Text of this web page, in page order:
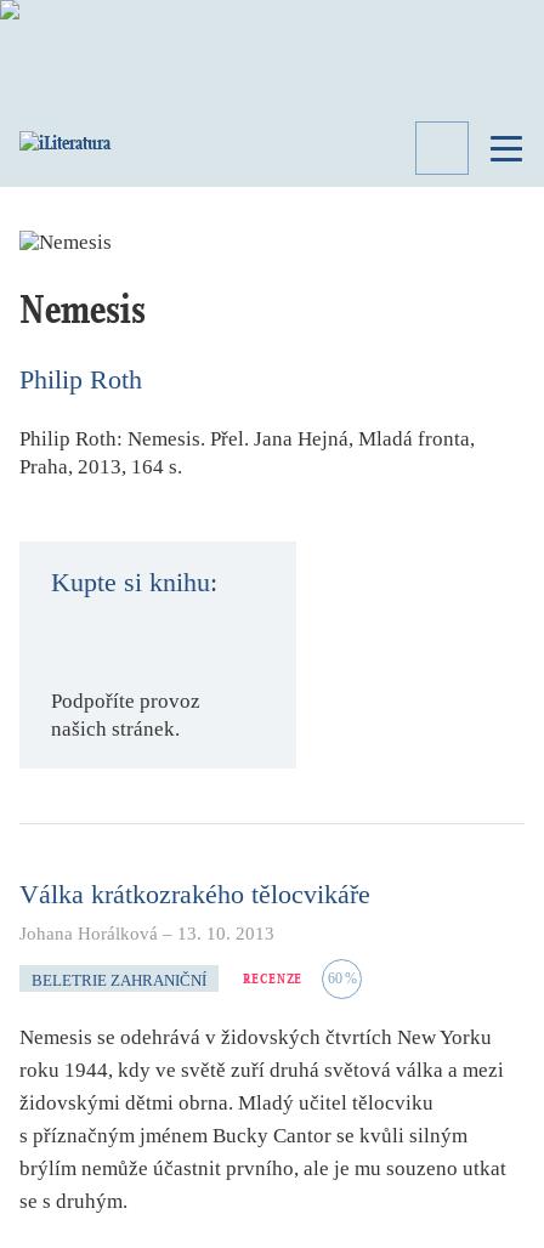
SPISOVATELÉ
KATEGORIE
STUDIE
Nemesis
Philip Roth
Philip Roth: Nemesis. Přel. Jana Hejná, Mladá fronta,
Praha, 2013, 164 s.
Kupte si knihu:
Podpoříte provoz
našich stránek.
Válka krátkozrakého tělocvikáře
Johana Horálková – 13. 10. 2013
BELETRIE ZAHRANIČNÍ RECENZE 60%
Nemesis se odehrává v židovských čtvrtích New Yorku
roku 1944, kdy ve světě zuří druhá světová válka a mezi
židovskými dětmi obrna. Mladý učitel tělocviku
s příznačným jménem Bucky Cantor se kvůli silným
brýlím nemůže účastnit prvního, ale je mu souzeno utkat
se s druhým.